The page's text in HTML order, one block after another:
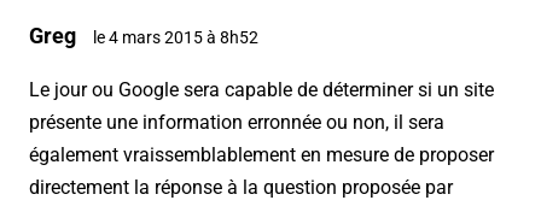
Greg le 4 mars 2015 à 8h52
Le jour ou Google sera capable de déterminer si un site
présente une information erronnée ou non, il sera
également vraissemblablement en mesure de proposer
directement la réponse à la question proposée par